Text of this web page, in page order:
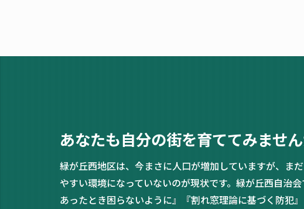
あなたも自分の街を育ててみませ
緑が丘西地区は、今まさに人口が増加していますが、ま
やすい環境になっていないのが現状です。緑が丘西自治
あったとき困らないように』『割れ窓理論に基づく防犯